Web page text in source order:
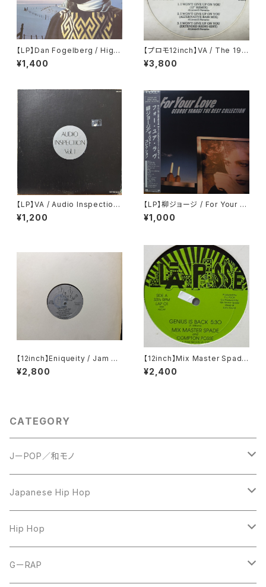
【LP】Dan Fogelberg / High
Country Snows
¥1,400
【プロモ12inch】VA / The 199
0 Tommy Boy
¥3,800
【LP】VA / Audio Inspection
Vol. 1
¥1,200
【LP】柳ジョージ / For Your L
ove - George Yanagi The
Best Collection
¥1,000
【12inch】Eniqueity / Jam Ho
use Rock
¥2,800
【12inch】Mix Master Spade
And Compton Posse / Gen
ius Is Back
¥2,400
CATEGORY
JーPOP／和モノ
LP
7inch
CD
Japanese Hip Hop
12inch
LP
Hip Hop
LP
GーRAP